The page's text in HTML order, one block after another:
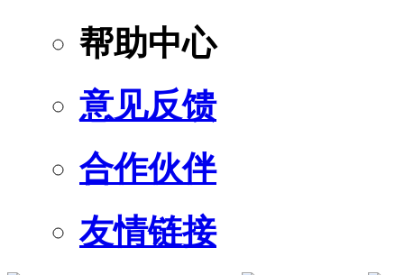
帮助中心
意见反馈
合作伙伴
友情链接